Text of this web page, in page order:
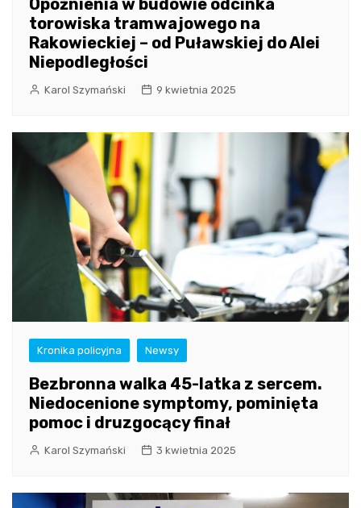
torowiska tramwajowego na
Rakowieckiej – od Puławskiej do Alei
Niepodległości
Karol Szymański 9 kwietnia 2025
Kronika policyjna Newsy
Bezbronna walka 45-latka z sercem.
Niedocenione symptomy, pominięta
pomoc i druzgocący finał
Karol Szymański 3 kwietnia 2025